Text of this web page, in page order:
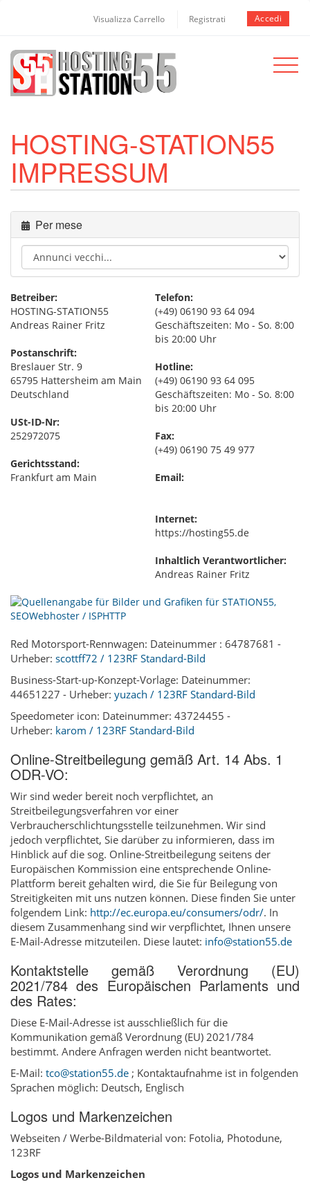
Visualizza Carrello Registrati Accedi
Toggle
HOSTING-STATION55
IMPRESSUM
Per mese
Betreiber:
HOSTING-STATION55
Andreas Rainer Fritz
Postanschrift:
Breslauer Str. 9
65795 Hattersheim am Main
Deutschland
USt-ID-Nr:
252972075
Gerichtsstand:
Frankfurt am Main
Telefon:
(+49) 06190 93 64 094
Geschäftszeiten: Mo - So. 8:00
bis 20:00 Uhr
Hotline:
(+49) 06190 93 64 095
Geschäftszeiten: Mo - So. 8:00
bis 20:00 Uhr
Fax:
(+49) 06190 75 49 977
Email:
Internet:
https://hosting55.de
Inhaltlich Verantwortlicher:
Andreas Rainer Fritz
Red Motorsport-Rennwagen: Dateinummer : 64787681 -
Urheber: scottff72 / 123RF Standard-Bild
Business-Start-up-Konzept-Vorlage: Dateinummer:
44651227 - Urheber: yuzach / 123RF Standard-Bild
Speedometer icon: Dateinummer: 43724455 -
Urheber: karom / 123RF Standard-Bild
Online-Streitbeilegung gemäß Art. 14 Abs. 1
ODR-VO:
Wir sind weder bereit noch verpflichtet, an
Streitbeilegungsverfahren vor einer
Verbraucherschlichtungsstelle teilzunehmen. Wir sind
jedoch verpflichtet, Sie darüber zu informieren, dass im
Hinblick auf die sog. Online-Streitbeilegung seitens der
Europäischen Kommission eine entsprechende Online-
Plattform bereit gehalten wird, die Sie für Beilegung von
Streitigkeiten mit uns nutzen können. Diese finden Sie unter
folgendem Link: http://ec.europa.eu/consumers/odr/. In
diesem Zusammenhang sind wir verpflichtet, Ihnen unsere
E-Mail-Adresse mitzuteilen. Diese lautet: info@station55.de
Kontaktstelle gemäß Verordnung (EU)
2021/784 des Europäischen Parlaments und
des Rates:
Diese E-Mail-Adresse ist ausschließlich für die
Kommunikation gemäß Verordnung (EU) 2021/784
bestimmt. Andere Anfragen werden nicht beantwortet.
E-Mail: tco@station55.de ; Kontaktaufnahme ist in folgenden
Sprachen möglich: Deutsch, Englisch
Logos und Markenzeichen
Webseiten / Werbe-Bildmaterial von: Fotolia, Photodune,
123RF
Logos und Markenzeichen